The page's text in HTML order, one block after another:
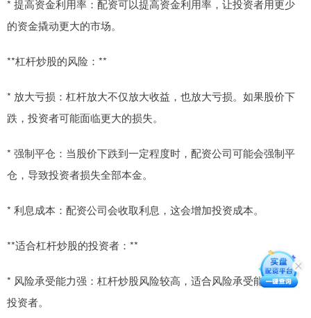
* 提高资金利用率：配资可以提高资金利用率，让投资者用更少
的资金撬动更大的市场。
**杠杆炒股的风险：**
* 放大亏损：杠杆放大不仅放大收益，也放大亏损。如果股价下
跌，投资者可能面临更大的损失。
* 强制平仓：当股价下跌到一定程度时，配资公司可能会强制平
仓，导致投资者损失全部本金。
* 利息成本：配资公司会收取利息，这会增加投资成本。
**适合杠杆炒股的投资者：**
* 风险承受能力强：杠杆炒股风险较高，适合风险承受能力强的
投资者。